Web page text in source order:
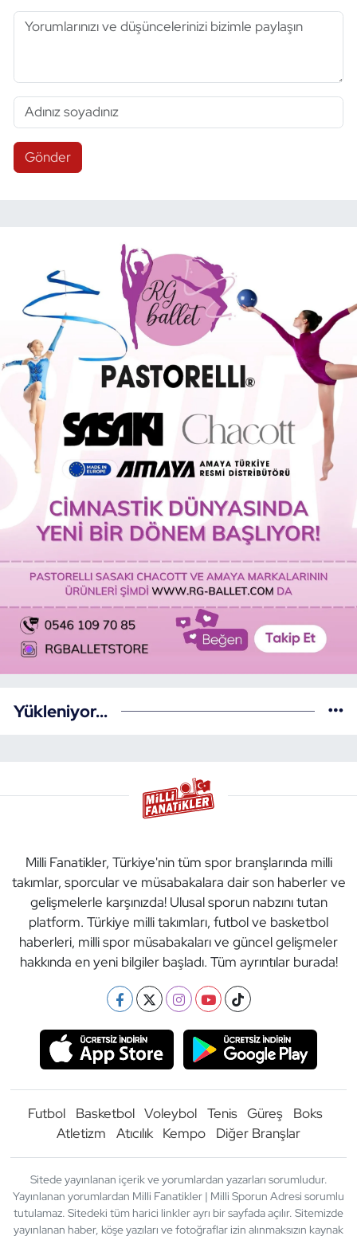
Gönder
Yükleniyor...
Milli Fanatikler, Türkiye'nin tüm spor branşlarında milli
takımlar, sporcular ve müsabakalara dair son haberler ve
gelişmelerle karşınızda! Ulusal sporun nabzını tutan
platform. Türkiye milli takımları, futbol ve basketbol
haberleri, milli spor müsabakaları ve güncel gelişmeler
hakkında en yeni bilgiler başladı. Tüm ayrıntılar burada!
Futbol Basketbol Voleybol Tenis Güreş
Boks
Atletizm
Atıcılık Kempo Diğer Branşlar
Sitede yayınlanan içerik ve yorumlardan yazarları sorumludur.
Yayınlanan yorumlardan Milli Fanatikler | Milli Sporun Adresi sorumlu
tutulamaz. Sitedeki tüm harici linkler ayrı bir sayfada açılır. Sitemizde
yayınlanan haber, köşe yazıları ve fotoğraflar izin alınmaksızın kaynak